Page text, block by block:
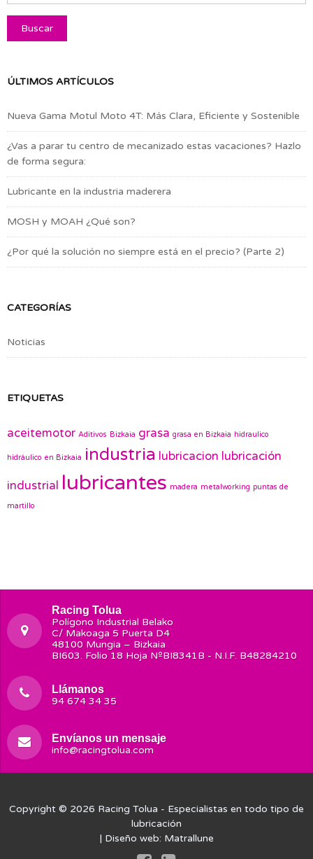
ÚLTIMOS ARTÍCULOS
Nueva Gama Motul Moto 4T: Más Clara, Eficiente y Sostenible
¿Vas a parar tu centro de mecanizado estas vacaciones? Hazlo
de forma segura:
Lubricante en la industria maderera
MOSH y MOAH ¿Qué son?
¿Por qué la solución no siempre está en el precio? (Parte 2)
CATEGORÍAS
Noticias
ETIQUETAS
aceitemotor Aditivos Bizkaia grasa grasa en Bizkaia hidraulico
hidráulico en Bizkaia industria lubricacion lubricación
industrial lubricantes madera metalworking puntas de
martillo
Racing Tolua
Polígono Industrial Belako
C/ Makoaga 5 Puerta D4
48100 Mungia – Bizkaia
BI603. Folio 18 Hoja NºBI8341B - N.I.F. B48284210
Llámanos
94 674 34 35
Envíanos un mensaje
info@racingtolua.com
Copyright © 2026 Racing Tolua - Especialistas en todo tipo de
lubricación
| Diseño web: Matrallune